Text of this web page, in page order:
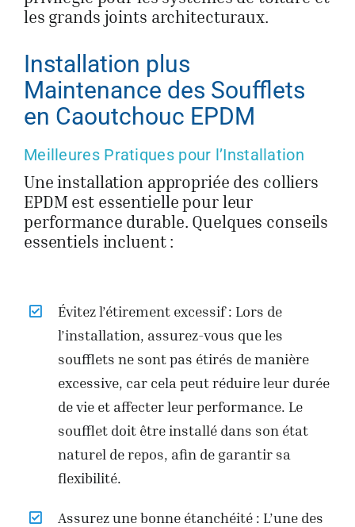
les grands joints architecturaux.
Installation plus
Maintenance des Soufflets
en Caoutchouc EPDM
Meilleures Pratiques pour l’Installation
Une installation appropriée des colliers
EPDM est essentielle pour leur
performance durable. Quelques conseils
essentiels incluent :
Évitez l’étirement excessif : Lors de
l’installation, assurez-vous que les
soufflets ne sont pas étirés de manière
excessive, car cela peut réduire leur durée
de vie et affecter leur performance. Le
soufflet doit être installé dans son état
naturel de repos, afin de garantir sa
flexibilité.
Assurez une bonne étanchéité : L’une des